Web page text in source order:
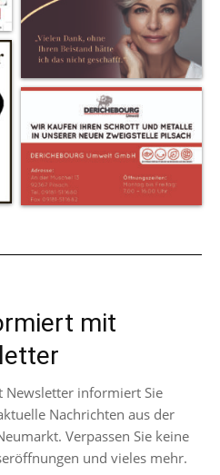
mit
Newsletter informiert Sie
Nachrichten aus der
Verpassen Sie keine
und vieles mehr.